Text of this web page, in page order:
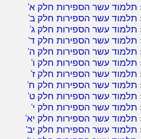
תלמוד עשר הספירות חלק א'
תלמוד עשר הספירות חלק ב'
תלמוד עשר הספירות חלק ג'
תלמוד עשר הספירות חלק ד'
תלמוד עשר הספירות חלק ה'
תלמוד עשר הספירות חלק ו'
תלמוד עשר הספירות חלק ז'
תלמוד עשר הספירות חלק ח'
תלמוד עשר הספירות חלק ט'
תלמוד עשר הספירות חלק י'
תלמוד עשר הספירות חלק יא'
תלמוד עשר הספירות חלק יב'